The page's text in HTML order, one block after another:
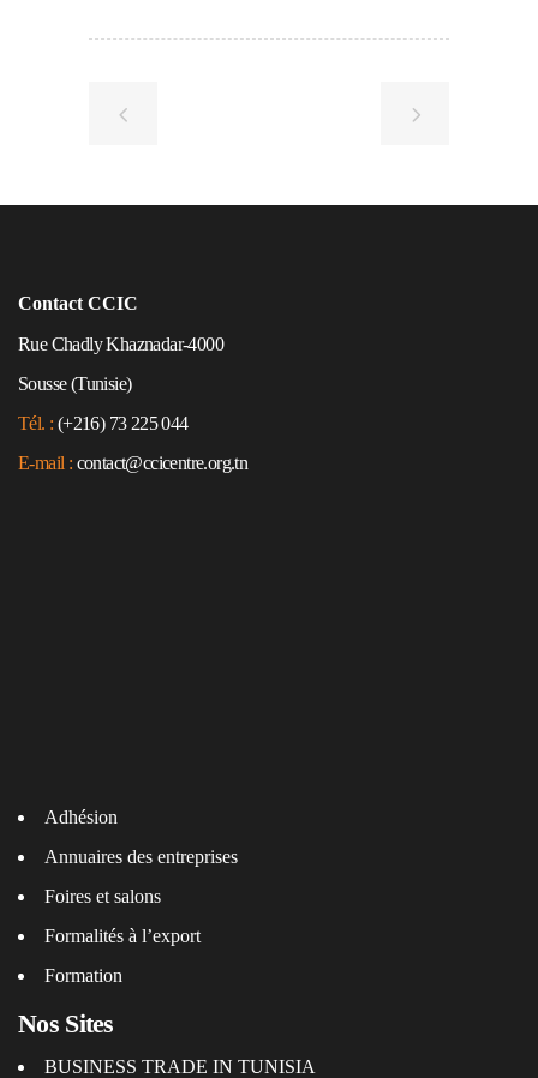
Contact CCIC
Rue Chadly Khaznadar-4000
Sousse (Tunisie)
Tél. : (+216) 73 225 044
E-mail : contact@ccicentre.org.tn
Adhésion
Annuaires des entreprises
Foires et salons
Formalités à l’export
Formation
Nos Sites
BUSINESS TRADE IN TUNISIA